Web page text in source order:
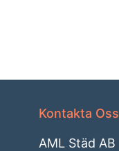
Kontakta Oss
AML Städ AB